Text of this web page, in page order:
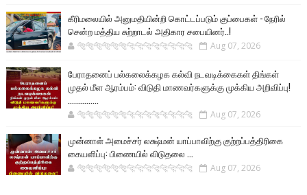
கீரிமலையில் அனுமதியின்றி கொட்டப்படும் குப்பைகள் - நேரில்
சென்ற மத்திய சுற்றாடல் அதிகார சபையினர்..!
🐅🐅🐅🐅🐅🐅🐆🐆🐆🐆🐆🐆🐆🐆 Aug 07, 2026
பேராதனைப் பல்கலைக்கழக கல்வி நடவடிக்கைகள் திங்கள்
முதல் மீள ஆரம்பம்: விடுதி மாணவர்களுக்கு முக்கிய அறிவிப்பு!
...............
🐅🐅🐅🐅🐅🐅🐆🐆🐆🐆🐆🐆🐆🐆 Aug 07, 2026
முன்னாள் அமைச்சர் லக்ஷ்மன் யாப்பாவிற்கு குற்றப்பத்திரிகை
கையளிப்பு: பிணையில் விடுதலை ...
🐅🐅🐅🐅🐅🐅🐆🐆🐆🐆🐆🐆🐆🐆 Aug 07, 2026